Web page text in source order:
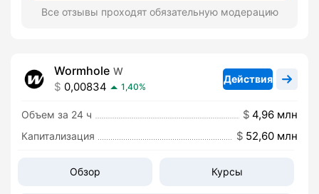
Все отзывы проходят обязательную модерацию
Wormhole W
0,00834 1,40%
Объем за 24 ч 4,96 млн
Капитализация 52,60 млн
Действия
Обзор Курсы